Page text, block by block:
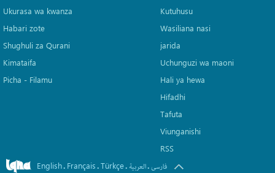
Ukurasa wa kwanza
Habari zote
Shughuli za Qurani
Kimataifa
Picha‎ - Filamu‎
Kutuhusu
Wasiliana nasi
jarida
Uchunguzi wa maoni
Hali ya hewa
Hifadhi
Tafuta
Viunganishi
RSS
English. Français.Türkçe. العربیة.فارسی